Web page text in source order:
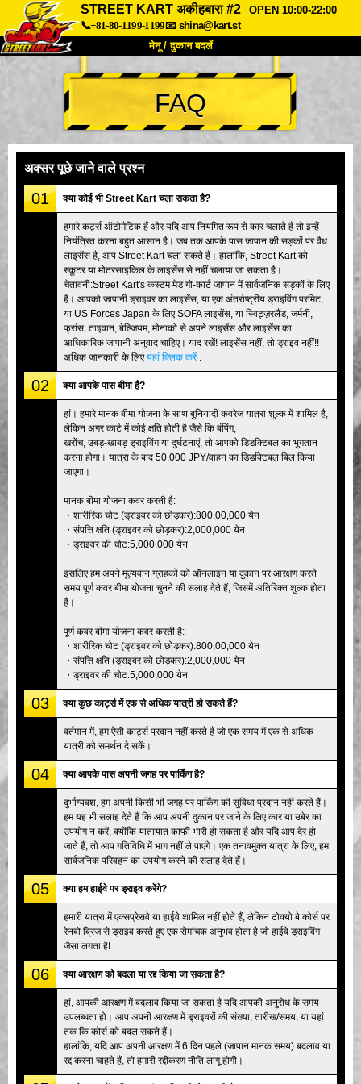
STREET KART अकीहबारा #2
OPEN 10:00-22:00
📞+81-80-1199-1199📧 shina@kart.st
मेनू / दुकान बदलें
TOP
हमारे बारे में विशेषताएँ कीमत
कंपनी
शाखा बदलें
टोक्यो शिनागावा #1 टोक्यो अकीहबारा#1
टोक्यो अकीहबारा#2 टोक्यो शिबुया
टोक्यो शिबुया एनेक्स टोक्यो बे
टोक्यो असाकुसा ओसाका
ओकिनावा
FAQ
अक्सर पूछे जाने वाले प्रश्न
01 क्या कोई भी Street Kart चला सकता है?
हमारे कर्ट्स ऑटोमैटिक हैं और यदि आप नियमित रूप से कार चलाते हैं तो इन्हें
नियंत्रित करना बहुत आसान है। जब तक आपके पास जापान की सड़कों पर वैध
लाइसेंस है, आप Street Kart चला सकते हैं। हालांकि, Street Kart को
स्कूटर या मोटरसाइकिल के लाइसेंस से नहीं चलाया जा सकता है।
चेतावनी:Street Kart's कस्टम मेड गो-कार्ट जापान में सार्वजनिक सड़कों के लिए
है। आपको जापानी ड्राइवर का लाइसेंस, या एक अंतर्राष्ट्रीय ड्राइविंग परमिट,
या US Forces Japan के लिए SOFA लाइसेंस, या स्विट्ज़रलैंड, जर्मनी,
फ्रांस, ताइवान, बेल्जियम, मोनाको से अपने लाइसेंस और लाइसेंस का
आधिकारिक जापानी अनुवाद चाहिए। याद रखें! लाइसेंस नहीं, तो ड्राइव नहीं!!
अधिक जानकारी के लिएयहां क्लिक करें.
02 क्या आपके पास बीमा है?
हां। हमारे मानक बीमा योजना के साथ बुनियादी कवरेज यात्रा शुल्क में शामिल है,
लेकिन अगर कार्ट में कोई क्षति होती है जैसे कि बंपिंग,
खरोंच, उबड़-खाबड़ ड्राइविंग या दुर्घटनाएं, तो आपको डिडक्टिबल का भुगतान
करना होगा। यात्रा के बाद 50,000 JPY/वाहन का डिडक्टिबल बिल किया
जाएगा।
मानक बीमा योजना कवर करती है:
・शारीरिक चोट (ड्राइवर को छोड़कर):800,00,000 येन
・संपत्ति क्षति (ड्राइवर को छोड़कर):2,000,000 येन
・ड्राइवर की चोट:5,000,000 येन
इसलिए हम अपने मूल्यवान ग्राहकों को ऑनलाइन या दुकान पर आरक्षण करते
समय पूर्ण कवर बीमा योजना चुनने की सलाह देते हैं, जिसमें अतिरिक्त शुल्क होता
है।
पूर्ण कवर बीमा योजना कवर करती है:
・शारीरिक चोट (ड्राइवर को छोड़कर):800,00,000 येन
・संपत्ति क्षति (ड्राइवर को छोड़कर):2,000,000 येन
・ड्राइवर की चोट:5,000,000 येन
03 क्या कुछ कार्ट्स में एक से अधिक यात्री हो सकते हैं?
वर्तमान में, हम ऐसी कार्ट्स प्रदान नहीं करते हैं जो एक समय में एक से अधिक
यात्री को समर्थन दे सकें।
04 क्या आपके पास अपनी जगह पर पार्किंग है?
दुर्भाग्यवश, हम अपनी किसी भी जगह पर पार्किंग की सुविधा प्रदान नहीं करते हैं।
हम यह भी सलाह देते हैं कि आप अपनी दुकान पर जाने के लिए कार या उबेर का
उपयोग न करें, क्योंकि यातायात काफी भारी हो सकता है और यदि आप देर हो
जाते हैं, तो आप गतिविधि में भाग नहीं ले पाएंगे। एक तनावमुक्त यात्रा के लिए, हम
सार्वजनिक परिवहन का उपयोग करने की सलाह देते हैं।
05 क्या हम हाईवे पर ड्राइव करेंगे?
हमारी यात्रा में एक्सप्रेसवे या हाईवे शामिल नहीं होते हैं, लेकिन टोक्यो बे कोर्स पर
रेनबो ब्रिज से ड्राइव करते हुए एक रोमांचक अनुभव होता है जो हाईवे ड्राइविंग
जैसा लगता है!
06 क्या आरक्षण को बदला या रद्द किया जा सकता है?
हां, आपकी आरक्षण में बदलाव किया जा सकता है यदि आपकी अनुरोध के समय
उपलब्धता हो। आप अपनी आरक्षण में ड्राइवरों की संख्या, तारीख/समय, या यहां
तक कि कोर्स को बदल सकते हैं।
हालांकि, यदि आप अपनी आरक्षण में 6 दिन पहले (जापान मानक समय) बदलाव या
रद्द करना चाहते हैं, तो हमारी रद्दीकरण नीति लागू होगी।